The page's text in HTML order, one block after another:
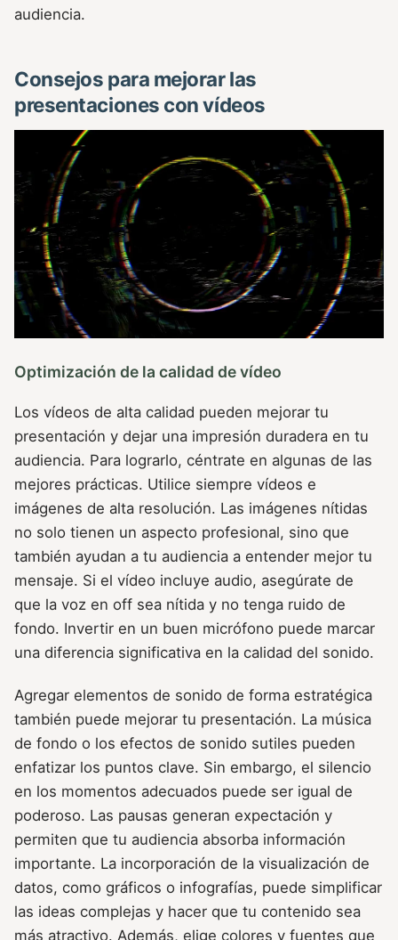
audiencia.
Consejos para mejorar las
presentaciones con vídeos
Optimización de la calidad de vídeo
Los vídeos de alta calidad pueden mejorar tu
presentación y dejar una impresión duradera en tu
audiencia. Para lograrlo, céntrate en algunas de las
mejores prácticas. Utilice siempre vídeos e
imágenes de alta resolución. Las imágenes nítidas
no solo tienen un aspecto profesional, sino que
también ayudan a tu audiencia a entender mejor tu
mensaje. Si el vídeo incluye audio, asegúrate de
que la voz en off sea nítida y no tenga ruido de
fondo. Invertir en un buen micrófono puede marcar
una diferencia significativa en la calidad del sonido.
Agregar elementos de sonido de forma estratégica
también puede mejorar tu presentación. La música
de fondo o los efectos de sonido sutiles pueden
enfatizar los puntos clave. Sin embargo, el silencio
en los momentos adecuados puede ser igual de
poderoso. Las pausas generan expectación y
permiten que tu audiencia absorba información
importante. La incorporación de la visualización de
datos, como gráficos o infografías, puede simplificar
las ideas complejas y hacer que tu contenido sea
más atractivo. Además, elige colores y fuentes que